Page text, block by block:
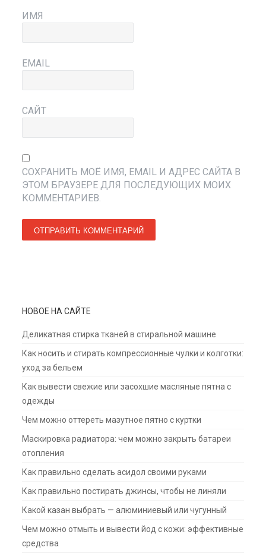
ИМЯ
EMAIL
САЙТ
СОХРАНИТЬ МОЁ ИМЯ, EMAIL И АДРЕС САЙТА В
ЭТОМ БРАУЗЕРЕ ДЛЯ ПОСЛЕДУЮЩИХ МОИХ
КОММЕНТАРИЕВ.
НОВОЕ НА САЙТЕ
Деликатная стирка тканей в стиральной машине
Как носить и стирать компрессионные чулки и колготки:
уход за бельем
Как вывести свежие или засохшие масляные пятна с
одежды
Чем можно оттереть мазутное пятно с куртки
Маскировка радиатора: чем можно закрыть батареи
отопления
Как правильно сделать асидол своими руками
Как правильно постирать джинсы, чтобы не линяли
Какой казан выбрать — алюминиевый или чугунный
Чем можно отмыть и вывести йод с кожи: эффективные
средства